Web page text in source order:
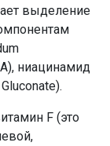
выделение
ниацинамид
F (это